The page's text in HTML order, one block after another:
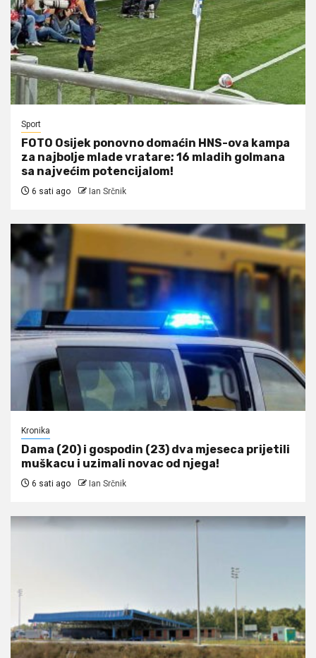
Sport
FOTO Osijek ponovno domaćin HNS-ova kampa
za najbolje mlade vratare: 16 mladih golmana
sa najvećim potencijalom!
6 sati ago Ian Srčnik
Kronika
Dama (20) i gospodin (23) dva mjeseca prijetili
muškacu i uzimali novac od njega!
6 sati ago Ian Srčnik